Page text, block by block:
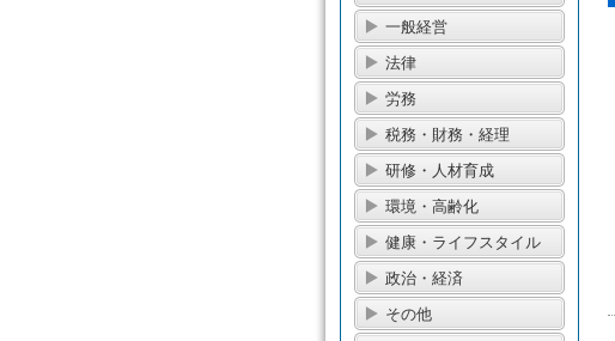
一般経営
法律
労務
税務・財務・経理
研修・人材育成
環境・高齢化
健康・ライフスタイル
政治・経済
その他